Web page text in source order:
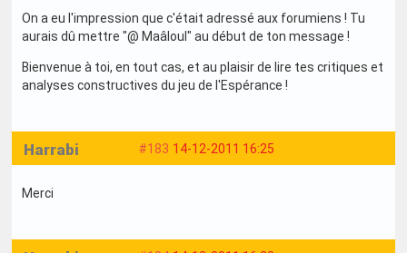
On a eu l'impression que c'était adressé aux forumiens ! Tu
aurais dû mettre "@ Maâloul" au début de ton message !
Bienvenue à toi, en tout cas, et au plaisir de lire tes critiques et
analyses constructives du jeu de l'Espérance !
#183 14-12-2011 16:25
Harrabi
Merci